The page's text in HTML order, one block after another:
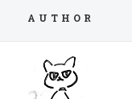
AUTHOR